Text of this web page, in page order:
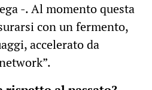
-. Al momento questa
con un fermento,
accelerato da